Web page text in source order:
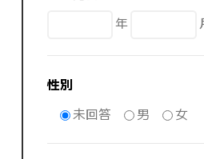
年
性別
未回答
男 女